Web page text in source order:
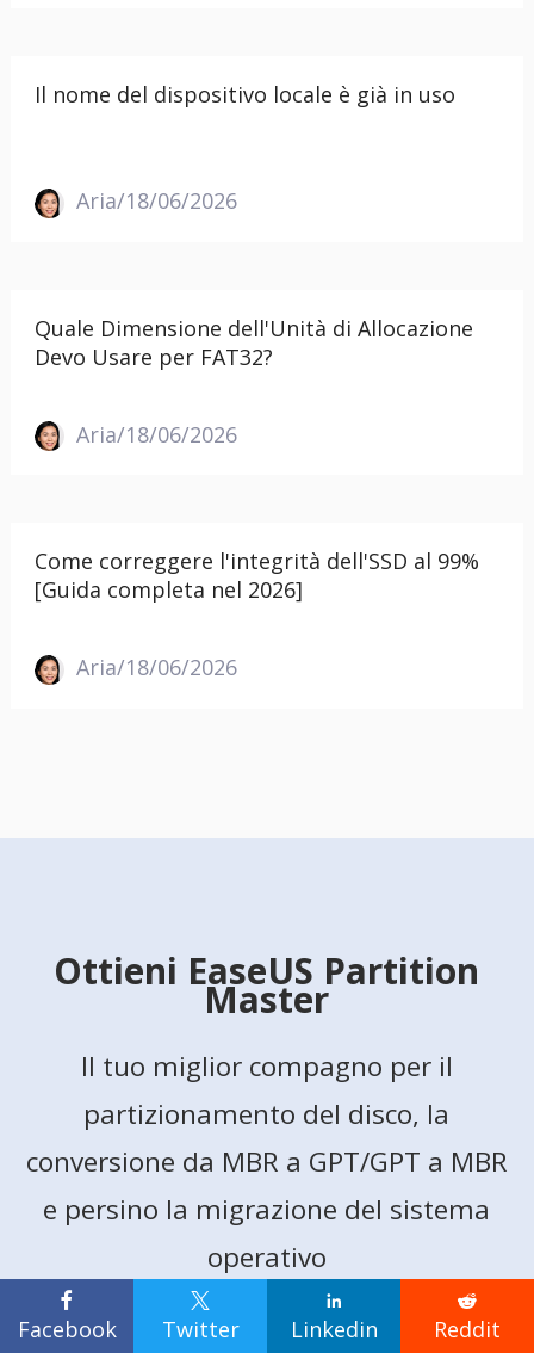

Facebook

Twitter

Linkedin

Reddit
Il nome del dispositivo locale è già in uso
Aria/18/06/2026
Quale Dimensione dell'Unità di Allocazione
Devo Usare per FAT32?
Aria/18/06/2026
Come correggere l'integrità dell'SSD al 99%
[Guida completa nel 2026]
Aria/18/06/2026
Ottieni EaseUS Partition
Master
Il tuo miglior compagno per il
partizionamento del disco, la
conversione da MBR a GPT/GPT a MBR
e persino la migrazione del sistema
operativo